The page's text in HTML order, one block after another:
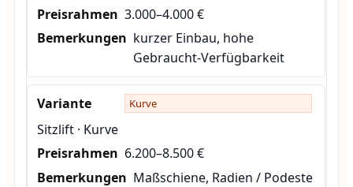
3.000–4.000 €
kurzer Einbau, hohe
Gebraucht-Verfügbarkeit
Kurve
Sitzlift · Kurve
6.200–8.500 €
Maßschiene, Radien / Podeste